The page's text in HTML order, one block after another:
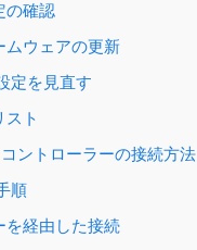
の確認
ムウェアの更新
定を見直す
スト
ントローラーの接続方法
順
を経由した接続